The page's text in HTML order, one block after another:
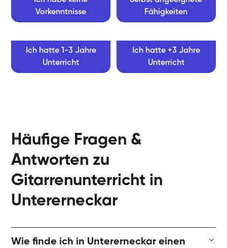
Vorkenntnisse
Fähigkeiten
Ich hatte 1-3 Jahre
Unterricht
Ich hatte +3 Jahre
Unterricht
Häufige Fragen &
Antworten zu
Gitarrenunterricht in
Untererneckar
Wie finde ich in Untererneckar einen